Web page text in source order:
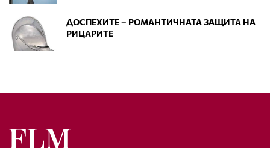
ДОСПЕХИТЕ – РОМАНТИЧНАТА ЗАЩИТА НА
РИЦАРИТЕ